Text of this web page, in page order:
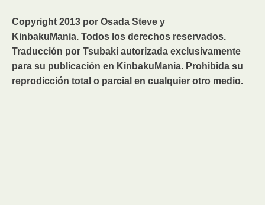
Copyright 2013 por Osada Steve y
KinbakuMania. Todos los derechos reservados.
Traducción por Tsubaki autorizada exclusivamente
para su publicación en KinbakuMania. Prohibida su
reprodicción total o parcial en cualquier otro medio.